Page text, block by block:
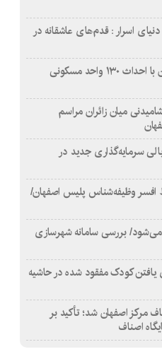
اسرار : قدم‌های عاشقانه در
بازآفرینی محله همت‌آباد اصفهان با احداث ۱۳۰ واحد مسکونی
لیتر آب آشامیدنی میان زائران مراسم
ریالی سرمایه‌گذاری جدید در
توسط افسر وظیفه‌شناس پلیس اصفهان/
بررسی سامانه شهرسازی
کودک مفقود شده در حاشیه
مرکز اصفهان شد؛ تأکید بر
اصناف